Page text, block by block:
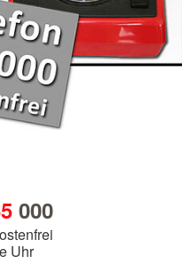
000
Uhr